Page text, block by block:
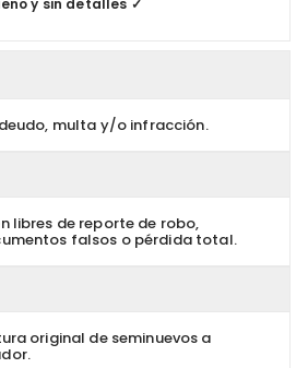
y sin detalles ✓
multa y/o infracción.
libres de reporte de robo,
falsos o pérdida total.
original de seminuevos a